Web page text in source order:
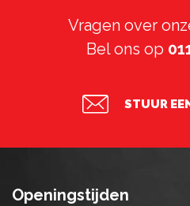
Vragen over
Bel ons op
STUUR
Openingstijden